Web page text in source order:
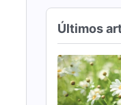
Últimos